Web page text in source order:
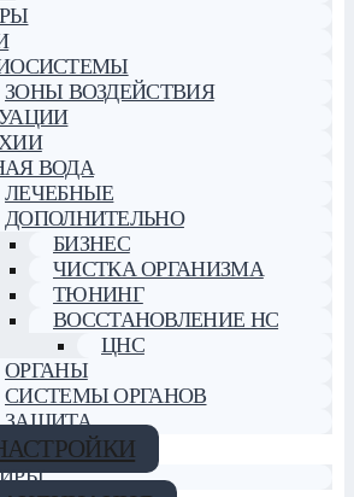
ЗОНЫ ВОЗДЕЙСТВИЯ
ВОДА
ЛЕЧЕБНЫЕ
ДОПОЛНИТЕЛЬНО
БИЗНЕС
ЧИСТКА ОРГАНИЗМА
ТЮНИНГ
ВОССТАНОВЛЕНИЕ НС
ЦНС
ОРГАНЫ
СИСТЕМЫ ОРГАНОВ
ЗАЩИТА